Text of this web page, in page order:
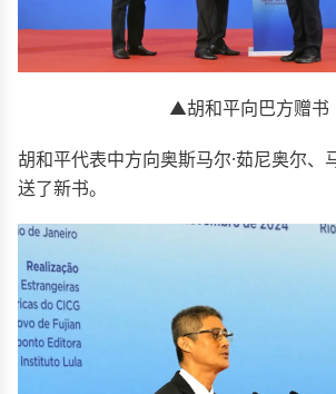
▲胡和平向巴方赠书
胡和平代表中方向奥斯马尔·茹尼奥尔、
送了新书。